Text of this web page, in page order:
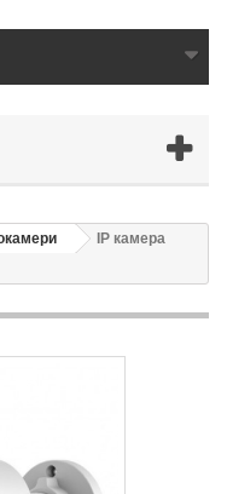
IP камера